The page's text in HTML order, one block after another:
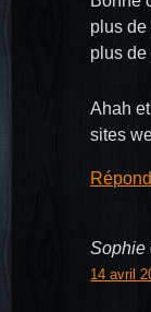
plus de
plus de
Ahah
sites
Sophie
14 avril